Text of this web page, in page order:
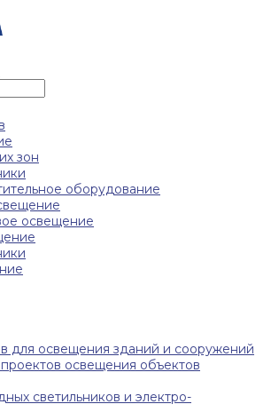
зон
оборудование
освещение
для освещения зданий и сооружений
освещения объектов
светильников и электро-